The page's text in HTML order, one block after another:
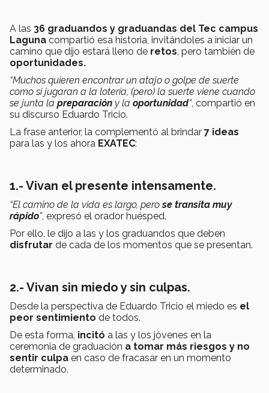
A las 36 graduandos y graduandas del Tec campus
Laguna compartió esa historia, invitándoles a iniciar un
camino que dijo estará lleno de retos , pero también de
oportunidades.
“Muchos quieren encontrar un atajo o golpe de suerte
como si jugaran a la lotería, (pero) la suerte viene cuando
se junta la preparación y la oportunidad”, compartió en
su discurso Eduardo Tricio.
La frase anterior, la complementó al brindar 7 ideas
para las y los ahora EXATEC:
1.- Vivan el presente intensamente.
“El camino de la vida es largo, perose transita muy
rápido”, expresó el orador huésped.
Por ello, le dijo a las y los graduandos que deben
disfrutar de cada de los momentos que se presentan.
2.- Vivan sin miedo y sin culpas.
Desde la perspectiva de Eduardo Tricio el miedo es el
peor sentimiento de todos.
De esta forma, incitó a las y los jóvenes en la
ceremonia de graduación a tomar más riesgos y no
sentir culpa en caso de fracasar en un momento
determinado.